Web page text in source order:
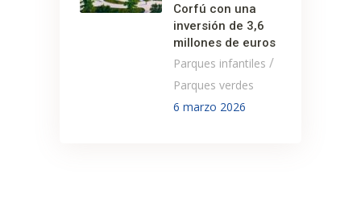
Corfú con una
inversión de 3,6
millones de euros
Parques infantiles /
Parques verdes
6 marzo 2026